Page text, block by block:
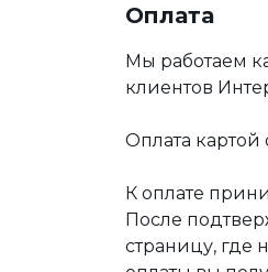
Оплата
Мы работаем
клиентов
Оплата
К оплате
После
страницу, где